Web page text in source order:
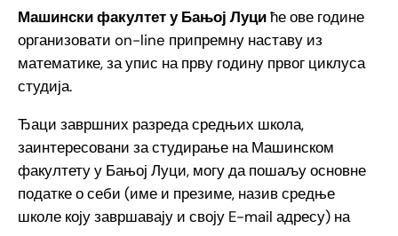
Машински факултет у Бањој Луциће ове године
организовати on-line припремну наставу из
математике, за упис на прву годину првог циклуса
студија.
Ђаци завршних разреда средњих школа,
заинтересовани за студирање на Машинском
факултету у Бањој Луци, могу да пошаљу основне
податке о себи (име и презиме, назив средње
школе коју завршавају и своју E-mail адресу) на